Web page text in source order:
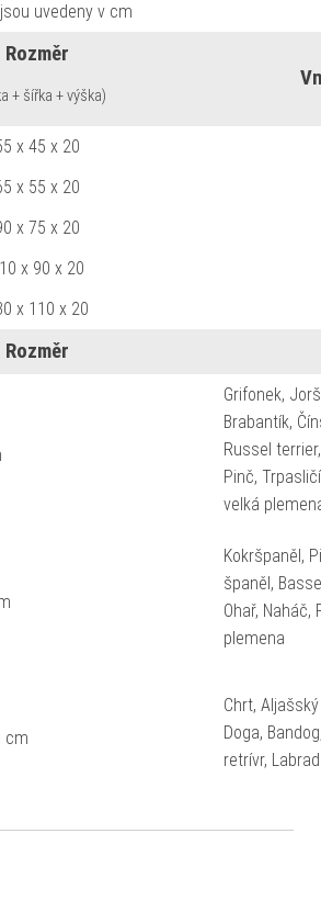
uvedeny v cm
Rozměr
+ šířka + výška)
x 45 x 20
x 55 x 20
x 75 x 20
x 90 x 20
x 110 x 20
Rozměr
Grifonek,
Brabantík,
Russel
Pinč,
velká
Kokršpaněl,
španěl,
Ohař, Naháč,
plemena
cm
Chrt,
Doga,
retrívr,